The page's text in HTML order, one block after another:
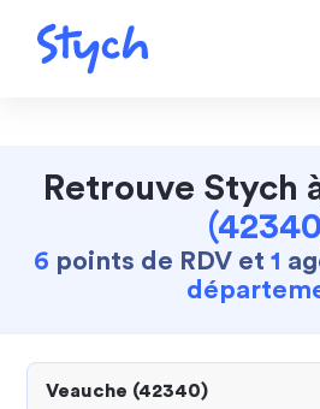
Retrouve Stych
6 points de RDV et 1